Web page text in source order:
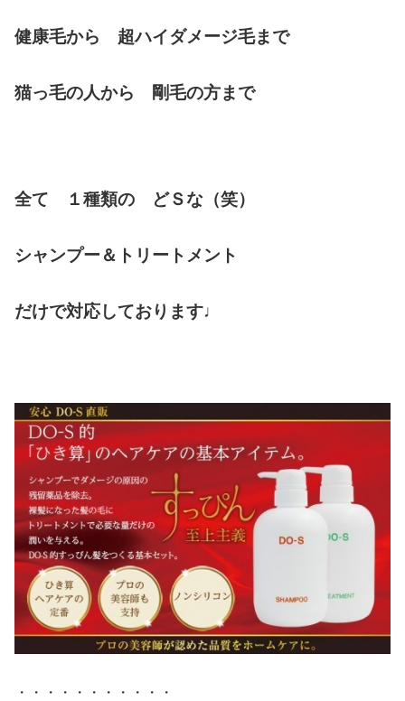
健康毛から 超ハイダメージ毛まで
猫っ毛の人から 剛毛の方まで
全て １種類の どＳな（笑）
シャンプー＆トリートメント
だけで対応しております♩
・・・・・・・・・・・